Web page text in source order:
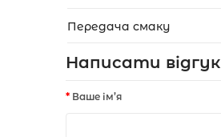
Передача смаку
Написати відгук
Ваше ім’я